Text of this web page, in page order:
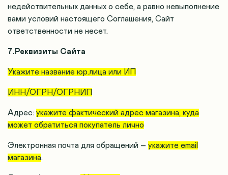
недействительных данных о себе, а равно невыполнение
вами условий настоящего Соглашения, Сайт
ответственности не несет.
7.Реквизиты Сайта
Укажите название юр.лица или ИП
ИНН/ОГРН/ОГРНИП
Адрес: укажите фактический адрес магазина, куда
может обратиться покупатель лично
Электронная почта для обращений – укажите email
магазина.